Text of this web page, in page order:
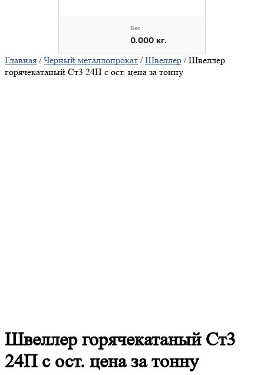
Главная /Черный металлопрокат /Швеллер / Швеллер
горячекатаный Ст3 24П с ост. цена за тонну
Швеллергорячекатаный Ст3
24П с ост. цена за тонну